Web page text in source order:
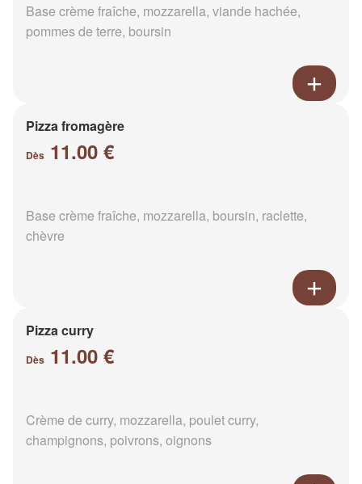
Base crème fraîche, mozzarella, viande hachée,
pommes de terre, boursin
Pizza fromagère
Dès 11.00 €
Base crème fraîche, mozzarella, boursin, raclette,
chèvre
Pizza curry
Dès 11.00 €
Crème de curry, mozzarella, poulet curry,
champignons, poivrons, oignons